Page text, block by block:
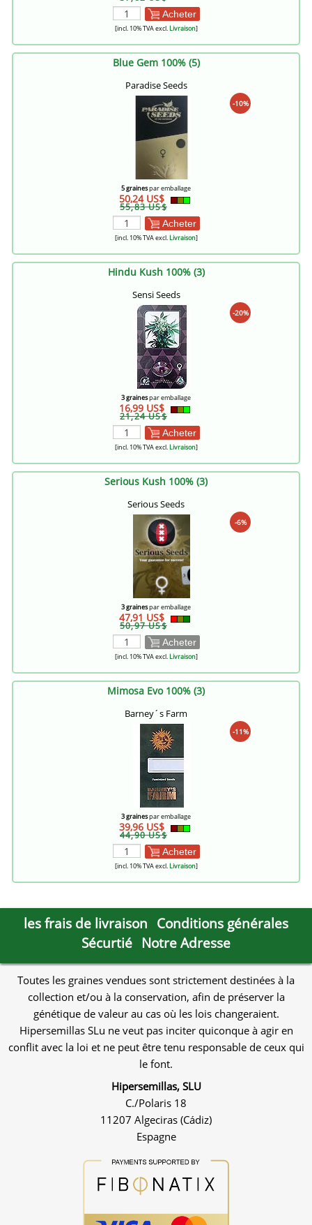
Acheter
[incl. 10% TVA excl.Livraison]
Blue Gem 100% (5)
Paradise Seeds
-10%
5 grainespar emballage
50,24 US$
55,83 US$
Acheter
[incl. 10% TVA excl.Livraison]
Hindu Kush 100% (3)
Sensi Seeds
-20%
3 grainespar emballage
16,99 US$
21,24 US$
Acheter
[incl. 10% TVA excl.Livraison]
Serious Kush 100% (3)
Serious Seeds
-6%
3 grainespar emballage
47,91 US$
50,97 US$
Acheter
[incl. 10% TVA excl.Livraison]
Mimosa Evo 100% (3)
Barney´s Farm
-11%
3 grainespar emballage
39,96 US$
44,90 US$
Acheter
[incl. 10% TVA excl.Livraison]
les frais de livraison Conditions générales
Sécurtié Notre Adresse
Toutes les graines vendues sont strictement destinées à la
collection et/ou à la conservation, afin de préserver la
génétique de valeur au cas où les lois changeraient.
Hipersemillas SLu ne veut pas inciter quiconque à agir en
conflit avec la loi et ne peut être tenu responsable de ceux qui
le font.
Hipersemillas, SLU
C./Polaris 18
11207 Algeciras (Cádiz)
Espagne